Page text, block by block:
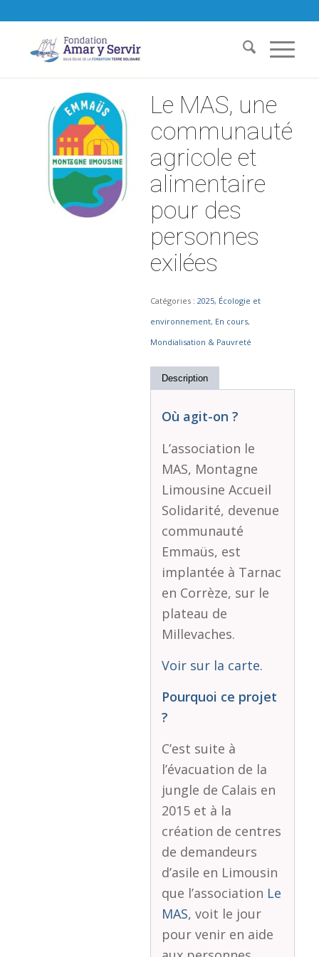
Le MAS, une
communauté
agricole et
alimentaire
pour des
personnes
exilées
Catégories :2025, Écologie et
environnement, En cours,
Mondialisation & Pauvreté
Description
Où agit-on ?
L’association le
MAS, Montagne
Limousine Accueil
Solidarité, devenue
communauté
Emmaüs, est
implantée à Tarnac
en Corrèze, sur le
plateau de
Millevaches.
Voir sur la carte.
Pourquoi ce projet
?
C’est suite à
l’évacuation de la
jungle de Calais en
2015 et à la
création de centres
de demandeurs
d’asile en Limousin
que l’association Le
MAS, voit le jour
pour venir en aide